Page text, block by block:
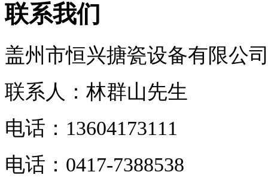
联系我们
盖州市恒兴搪瓷设备有限公
联系人 ： 林群山先生
电话：13604173111
电话：0417-7388538